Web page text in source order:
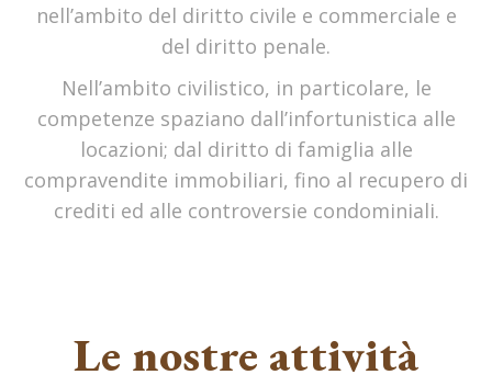
nell’ambito del diritto civile e commerciale e
del diritto penale.
Nell’ambito civilistico, in particolare, le
competenze spaziano dall’infortunistica alle
locazioni; dal diritto di famiglia alle
compravendite immobiliari, fino al recupero di
crediti ed alle controversie condominiali.
Le nostre attività